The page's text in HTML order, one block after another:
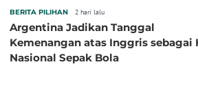
BERITA PILIHAN 2 hari lalu
Argentina Jadikan Tanggal
Kemenangan atas Inggris sebagai
Nasional Sepak Bola